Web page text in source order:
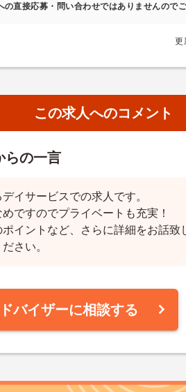
の直接応募・問い合わせではありませんのでご
更
この求人へのコメント
らの一言
イサービスでの求人です。
ですのでプライベートも充実！
イントなど、さらに詳細をお話致
さい。
バイザーに相談する